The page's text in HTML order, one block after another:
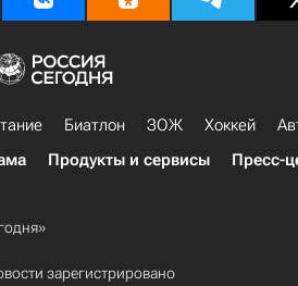
Биатлон ЗОЖ Хоккей
Продукты и сервисы Пресс-
зарегистрировано